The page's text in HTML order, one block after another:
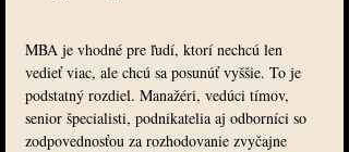
MBA je vhodné pre ľudí, ktorí nechcú len
vedieť viac, ale chcú sa posunúť vyššie. To je
podstatný rozdiel. Manažéri, vedúci tímov,
senior špecialisti, podnikatelia aj odborníci so
zodpovednosťou za rozhodovanie zvyčajne